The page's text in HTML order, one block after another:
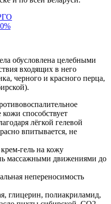
обусловлена целебными
входящих в него
черного и красного перца,
способствует
лёгкой гелевой
впитывается, не
гель на кожу
массажными движениями до
непереносимость
глицерин, полиакриламид,